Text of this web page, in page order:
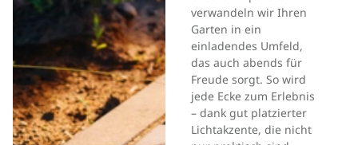
verwandeln wir Ihren
Garten in ein
einladendes Umfeld,
das auch abends für
Freude sorgt. So wird
jede Ecke zum Erlebnis
– dank gut platzierter
Lichtakzente, die nicht